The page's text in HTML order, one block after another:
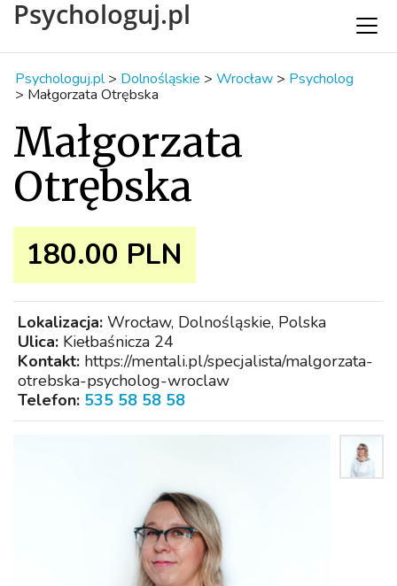
Psychologuj.pl
Psychologuj.pl > Dolnośląskie > Wrocław > Psycholog
> Małgorzata Otrębska
Małgorzata
Otrębska
180.00 PLN
Lokalizacja: Wrocław, Dolnośląskie, Polska
Ulica: Kiełbaśnicza 24
Kontakt: https://mentali.pl/specjalista/malgorzata-
otrebska-psycholog-wroclaw
Telefon: 535 58 58 58